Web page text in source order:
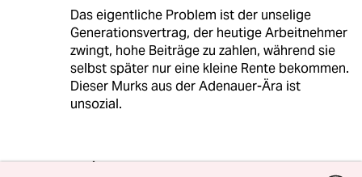
Das eigentliche Problem ist der unselige
Generationsvertrag, der heutige Arbeitnehmer
zwingt, hohe Beiträge zu zahlen, während sie
selbst später nur eine kleine Rente bekommen.
Dieser Murks aus der Adenauer-Ära ist
unsozial.
A avelon